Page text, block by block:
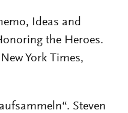
Ideas and
the Heroes.
York Times,
Steven